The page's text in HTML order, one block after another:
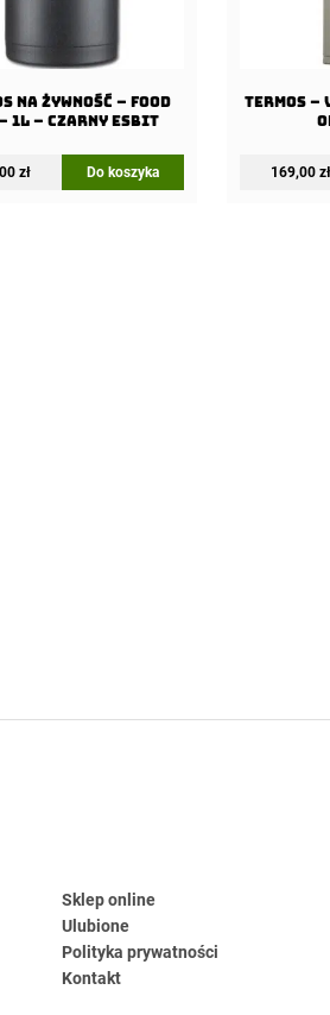
na żywność – Food
1L – Czarny Esbit
zł Do koszyka
Termos –
169,00 zł
Sklep online
Ulubione
Polityka prywatności
Kontakt